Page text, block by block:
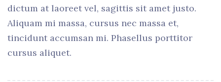
dictum at laoreet vel, sagittis sit amet justo.
Aliquam mi massa, cursus nec massa et,
tincidunt accumsan mi. Phasellus porttitor
cursus aliquet.